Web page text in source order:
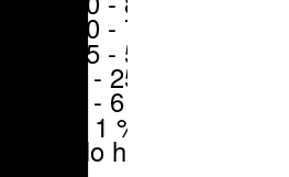
50 - 70 %
25 - 50 %
6 - 25 %
1 - 6 %
< 1 %
No hay